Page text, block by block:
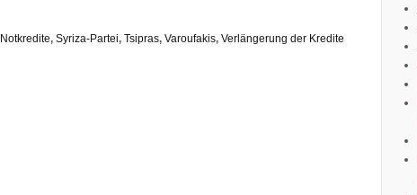
Notkredite, Syriza-Partei, Tsipras, Varoufakis, Verlängerung der Kredite